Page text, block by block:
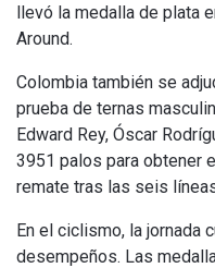
llevó la medalla de plata
Around.
Colombia también se
prueba de ternas
Edward Rey, Óscar
3951 palos para obtener
remate tras las seis
En el ciclismo, la jornada
desempeños. Las